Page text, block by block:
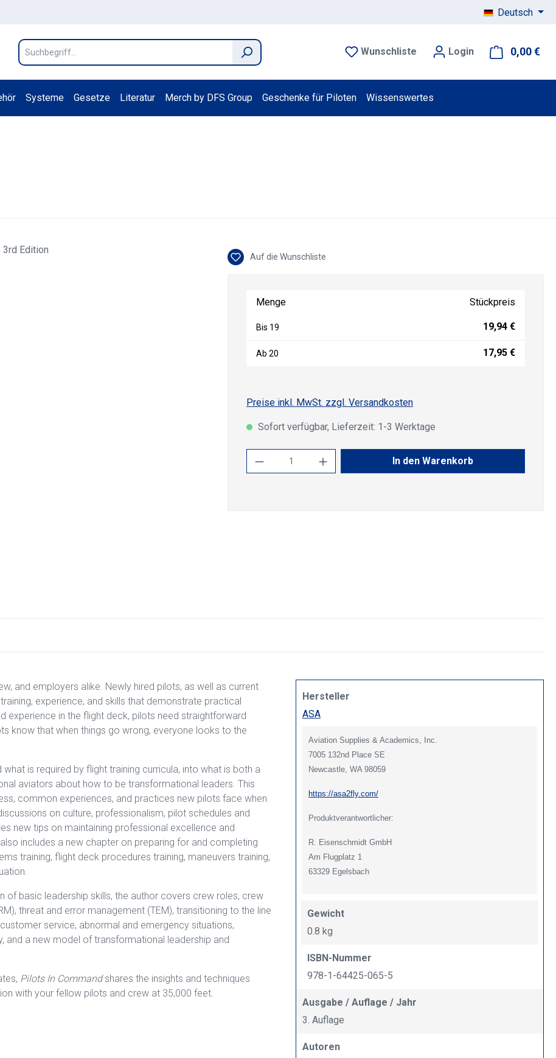
Deutsch
Wunschliste Login 0,00 €
Systeme Gesetze Literatur Merch by DFS Group Geschenke für Piloten Wissenswertes
Auf die Wunschliste
Menge Stückpreis
Bis 19 19,94 €
Ab 20 17,95 €
Preise inkl. MwSt. zzgl. Versandkosten
Sofort verfügbar, Lieferzeit: 1-3 Werktage
Produkt Anzahl: Gib den gewünschten Wert
In den Warenkorb
and employers alike. Newly hired pilots, as well as current
experience, and skills that demonstrate practical
experience in the flight deck, pilots need straightforward
know that when things go wrong, everyone looks to the
is required by flight training curricula, into what is both a
aviators about how to be transformational leaders. This
common experiences, and practices new pilots face when
on culture, professionalism, pilot schedules and
new tips on maintaining professional excellence and
includes a new chapter on preparing for and completing
training, flight deck procedures training, maneuvers training,
basic leadership skills, the author covers crew roles, crew
threat and error management (TEM), transitioning to the line
service, abnormal and emergency situations,
and a new model of transformational leadership and
Pilots In Commandshares the insights and techniques
with your fellow pilots and crew at 35,000 feet.
Hersteller
ASA
Aviation Supplies & Academics, Inc.
7005 132nd Place SE
Newcastle, WA 98059
https://asa2fly.com/
Produktverantwortlicher:
R. Eisenschmidt GmbH
Am Flugplatz 1
63329 Egelsbach
Gewicht
0.8 kg
ISBN-Nummer
978-1-64425-065-5
Ausgabe / Auflage / Jahr
3. Auflage
Autoren